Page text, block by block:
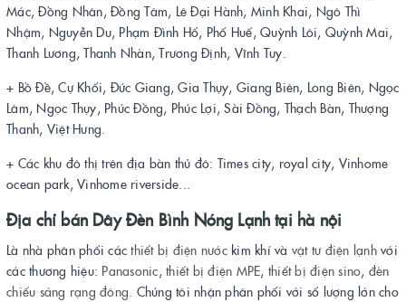
Mác, Đồng Nhân, Đồng Tâm, Lê Đại Hành, Minh Khai, Ngô Thì
Nhậm, Nguyễn Du, Phạm Đình Hổ, Phố Huế, Quỳnh Lôi, Quỳnh Mai,
Thanh Lương, Thanh Nhàn, Trương Định, Vĩnh Tuy.
+ Bồ Đề, Cự Khối, Đức Giang, Gia Thụy, Giang Biên, Long Biên, Ngọc
Lâm, Ngọc Thụy, Phúc Đồng, Phúc Lợi, Sài Đồng, Thạch Bàn, Thượng
Thanh, Việt Hưng.
+ Các khu đô thị trên địa bàn thủ đô: Times city, royal city, Vinhome
ocean park, Vinhome riverside...
Địa chỉ bán Dây Đèn Bình Nóng Lạnh tại hà nội
Là nhà phân phối cácthiết bị điện nướckim khí và vật tư điện lạnhvới
các thương hiệu: Panasonic, thiết bị điện MPE, thiết bị điện sino, đèn
chiếu sáng rạng đông. Chúng tôi nhận phân phối với số lượng lớn cho